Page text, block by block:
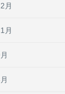
月
月